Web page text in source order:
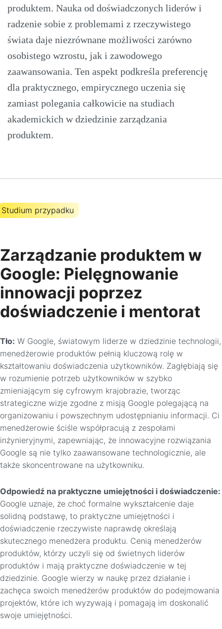
produktem. Nauka od doświadczonych liderów i
radzenie sobie z problemami z rzeczywistego
świata daje niezrównane możliwości zarówno
osobistego wzrostu, jak i zawodowego
zaawansowania. Ten aspekt podkreśla preferencję
dla praktycznego, empirycznego uczenia się
zamiast polegania całkowicie na studiach
akademickich w dziedzinie zarządzania
produktem.
Studium przypadku
Zarządzanie produktem w
Google: Pielęgnowanie
innowacji poprzez
doświadczenie i mentorat
Tło: W Google, światowym liderze w dziedzinie technologii,
menedżerowie produktów pełnią kluczową rolę w
kształtowaniu doświadczenia użytkowników. Zagłębiają się
w rozumienie potrzeb użytkowników w szybko
zmieniającym się cyfrowym krajobrazie, tworząc
strategiczne wizje zgodne z misją Google polegającą na
organizowaniu i powszechnym udostępnianiu informacji. Ci
menedżerowie ściśle współpracują z zespołami
inżynieryjnymi, zapewniając, że innowacyjne rozwiązania
Google są nie tylko zaawansowane technologicznie, ale
także skoncentrowane na użytkowniku.
Odpowiedź na praktyczne umiejętności i doświadczenie:
Google uznaje, że choć formalne wykształcenie daje
solidną podstawę, to praktyczne umiejętności i
doświadczenie rzeczywiste naprawdę określają
skutecznego menedżera produktu. Cenią menedżerów
produktów, którzy uczyli się od świetnych liderów
produktów i mają praktyczne doświadczenie w tej
dziedzinie. Google wierzy w naukę przez działanie i
zachęca swoich menedżerów produktów do podejmowania
projektów, które ich wyzywają i pomagają im doskonalić
swoje umiejętności.